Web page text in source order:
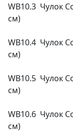
WB10.3 Чулок
см)
WB10.4 Чулок
см)
WB10.5 Чулок
см)
WB10.6 Чулок
см)